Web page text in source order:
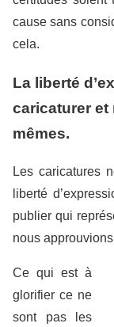
cause sans
cela.
La liberté
caricaturer et
mêmes.
Les caricatures
liberté
publier qui
nous
Ce qui est à
glorifier ce ne
sont pas les